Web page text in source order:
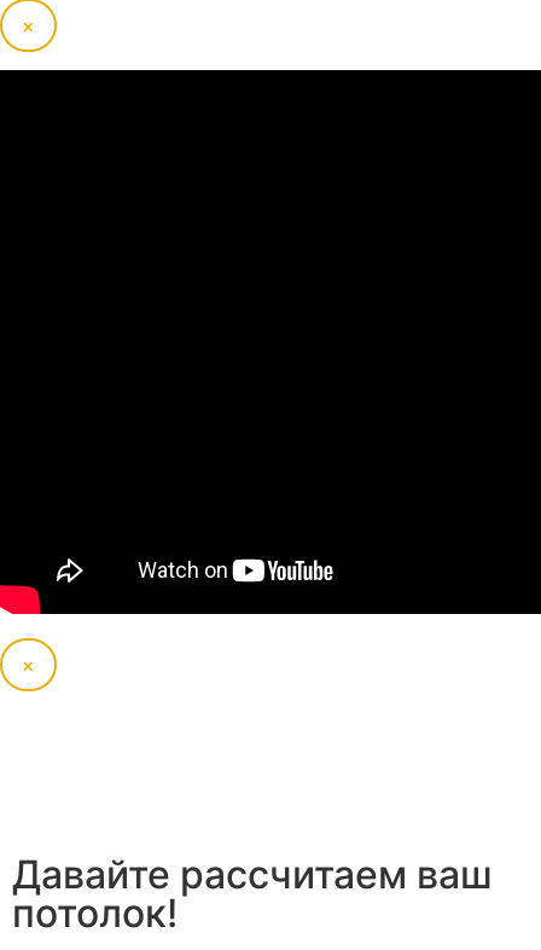
×
×
Давайте рассчитаем ваш
потолок!